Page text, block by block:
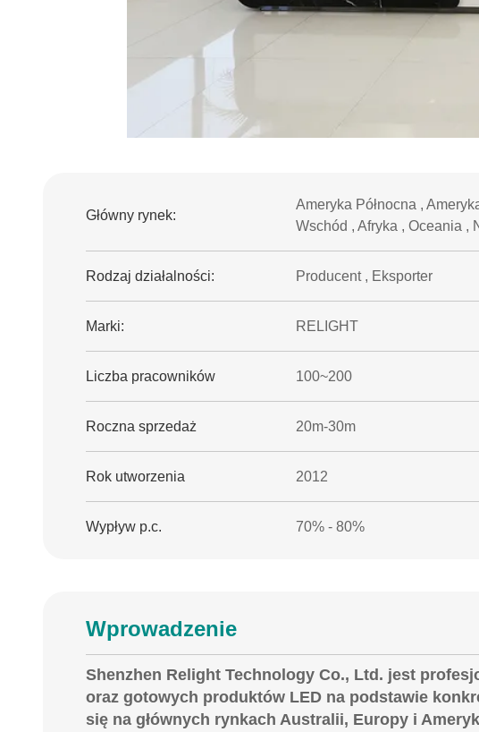
Główny rynek:
Ameryka Północna ,
Wschód , Afryka , Oceania ,
Rodzaj działalności: Producent , Eksporter
Marki: RELIGHT
Liczba pracowników 100~200
Roczna sprzedaż 20m-30m
Rok utworzenia 2012
Wypływ p.c. 70% - 80%
Wprowadzenie
Shenzhen Relight Technology Co., Ltd. jest
oraz gotowych produktów LED na podstawie
się na głównych rynkach Australii, Europy i